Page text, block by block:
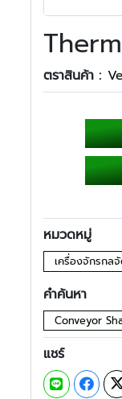
ตราสินค้า :
หมวดหมู่
เครื่องจักรกล
คำค้นหา
Conveyor
แชร์